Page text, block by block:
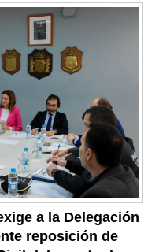
a la Delegación
reposición de